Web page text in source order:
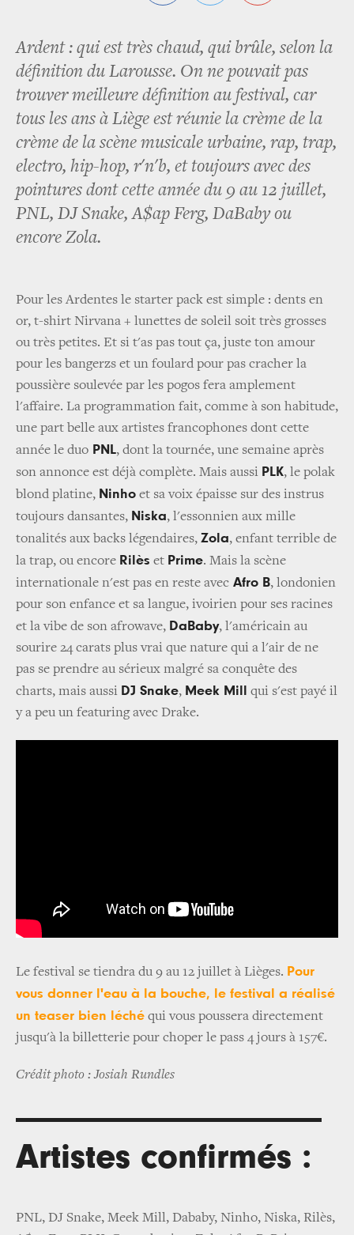
Ardent : qui est très chaud, qui brûle, selon la
définition du Larousse. On ne pouvait pas
trouver meilleure définition au festival, car
tous les ans à Liège est réunie la crème de la
crème de la scène musicale urbaine, rap, trap,
electro, hip-hop, r'n'b, et toujours avec des
pointures dont cette année du 9 au 12 juillet,
PNL, DJ Snake, A$ap Ferg, DaBaby ou
encore Zola.
Pour les Ardentes le starter pack est simple : dents en
or, t-shirt Nirvana + lunettes de soleil soit très grosses
ou très petites. Et si t'as pas tout ça, juste ton amour
pour les bangerzs et un foulard pour pas cracher la
poussière soulevée par les pogos fera amplement
l'affaire. La programmation fait, comme à son habitude,
une part belle aux artistes francophones dont cette
année le duo PNL, dont la tournée, une semaine après
son annonce est déjà complète. Mais aussi PLK, le polak
blond platine, Ninho et sa voix épaisse sur des instrus
toujours dansantes, Niska, l'essonnien aux mille
tonalités aux backs légendaires, Zola, enfant terrible de
la trap, ou encore Rilès et Prime. Mais la scène
internationale n'est pas en reste avec Afro B, londonien
pour son enfance et sa langue, ivoirien pour ses racines
et la vibe de son afrowave, DaBaby, l'américain au
sourire 24 carats plus vrai que nature qui a l'air de ne
pas se prendre au sérieux malgré sa conquête des
charts, mais aussi DJ Snake, Meek Mill
qui s'est payé il
y a peu un featuring avec Drake.
Le festival se tiendra du 9 au 12 juillet à Lièges. Pour
vous donner l'eau à la bouche, le festival a réalisé
un teaser bien léché qui vous poussera directement
jusqu'à la billetterie pour choper le pass 4 jours à 157€.
Crédit photo : Josiah Rundles
Artistes confirmés :
PNL, DJ Snake, Meek Mill, Dababy, Ninho, Niska, Rilès,